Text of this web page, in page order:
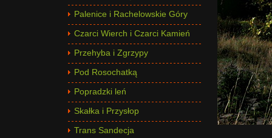
Palenice i Rachelowskie Góry
Czarci Wierch i Czarci Kamień
Przehyba i Zgrzypy
Pod Rosochatką
Popradzki leń
Skałka i Przysłop
Trans Sandecja